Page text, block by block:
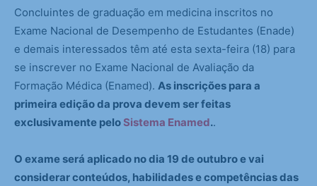
Concluintes de graduação em medicina inscritos no
Exame Nacional de Desempenho de Estudantes (Enade)
e demais interessados têm até esta sexta-feira (18) para
se inscrever no Exame Nacional de Avaliação da
Formação Médica (Enamed). As inscrições para a
primeira edição da prova devem ser feitas
exclusivamente pelo Sistema Enamed..
O exame será aplicado no dia 19 de outubro e vai
considerar conteúdos, habilidades e competências das